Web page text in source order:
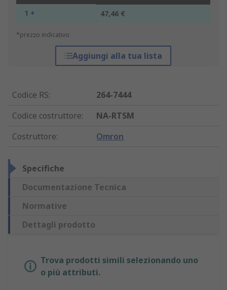
1 + 47,46 €
*prezzo indicativo
Aggiungi alla tua lista
Codice RS:
264-7444
Codice costruttore:
NA-RTSM
Costruttore: Omron
Specifiche
Documentazione Tecnica
Normative
Dettagli prodotto
Trova prodotti simili selezionando uno
o più attributi.